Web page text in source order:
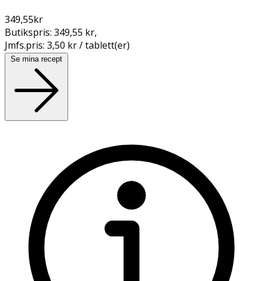
349,55kr
Butikspris: 349,55 kr,
Jmfs.pris: 3,50 kr / tablett(er)
Se mina recept